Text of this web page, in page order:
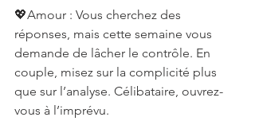
💖Amour : Vous cherchez des
réponses, mais cette semaine vous
demande de lâcher le contrôle. En
couple, misez sur la complicité plus
que sur l’analyse. Célibataire, ouvrez-
vous à l’imprévu.